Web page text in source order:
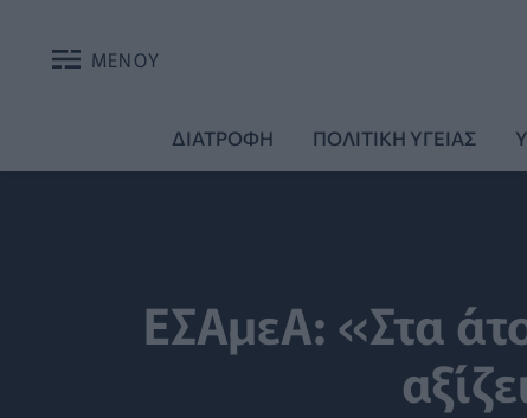
ΜΕΝΟΥ
ΔΙΑΤΡΟΦΗ ΠΟΛΙΤΙΚΗ ΥΓΕΙΑΣ
ΕΣΑμεΑ: «Στα